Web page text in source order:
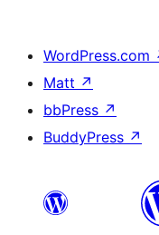
WordPress.com
Matt ↗
bbPress ↗
BuddyPress ↗